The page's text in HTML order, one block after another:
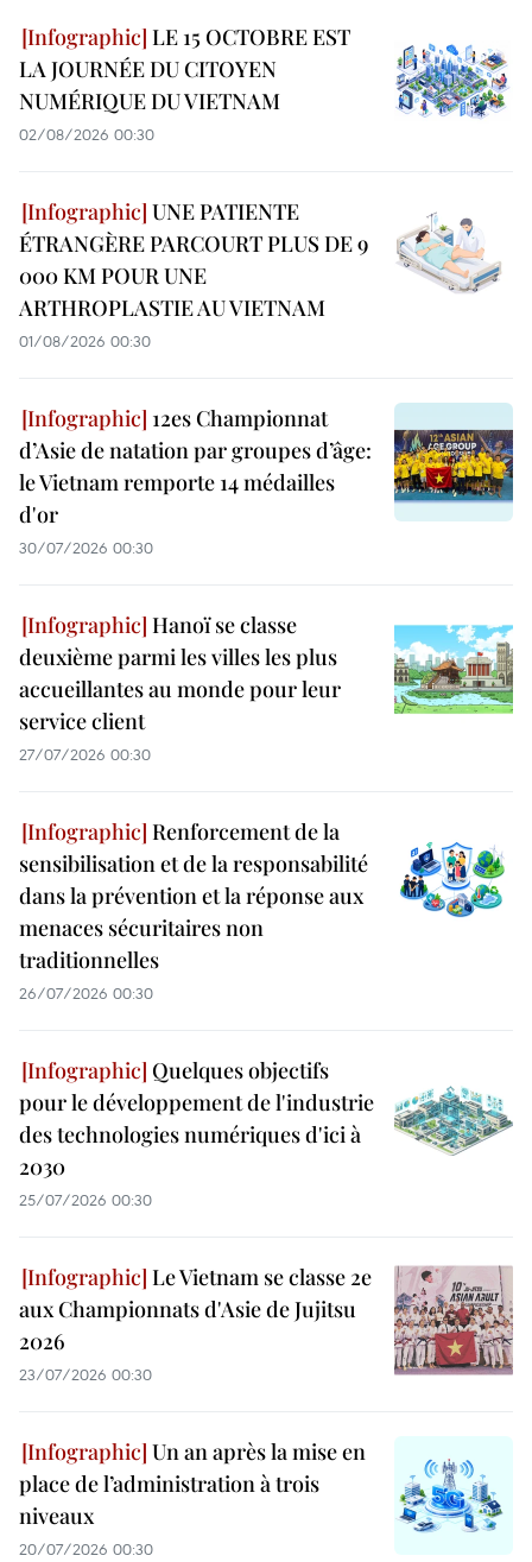
LE 15 OCTOBRE EST
LA JOURNÉE DU CITOYEN
NUMÉRIQUE DU VIETNAM
02/08/2026 00:30
UNE PATIENTE
ÉTRANGÈRE PARCOURT PLUS DE 9
000 KM POUR UNE
ARTHROPLASTIE AU VIETNAM
01/08/2026 00:30
12es Championnat
d’Asie de natation par groupes d’âge:
le Vietnam remporte 14 médailles
d'or
30/07/2026 00:30
Hanoï se classe
deuxième parmi les villes les plus
accueillantes au monde pour leur
service client
27/07/2026 00:30
Renforcement de la
sensibilisation et de la responsabilité
dans la prévention et la réponse aux
menaces sécuritaires non
traditionnelles
26/07/2026 00:30
Quelques objectifs
pour le développement de l'industrie
des technologies numériques d'ici à
2030
25/07/2026 00:30
Le Vietnam se classe 2e
aux Championnats d'Asie de Jujitsu
2026
23/07/2026 00:30
Un an après la mise en
place de l’administration à trois
niveaux
20/07/2026 00:30